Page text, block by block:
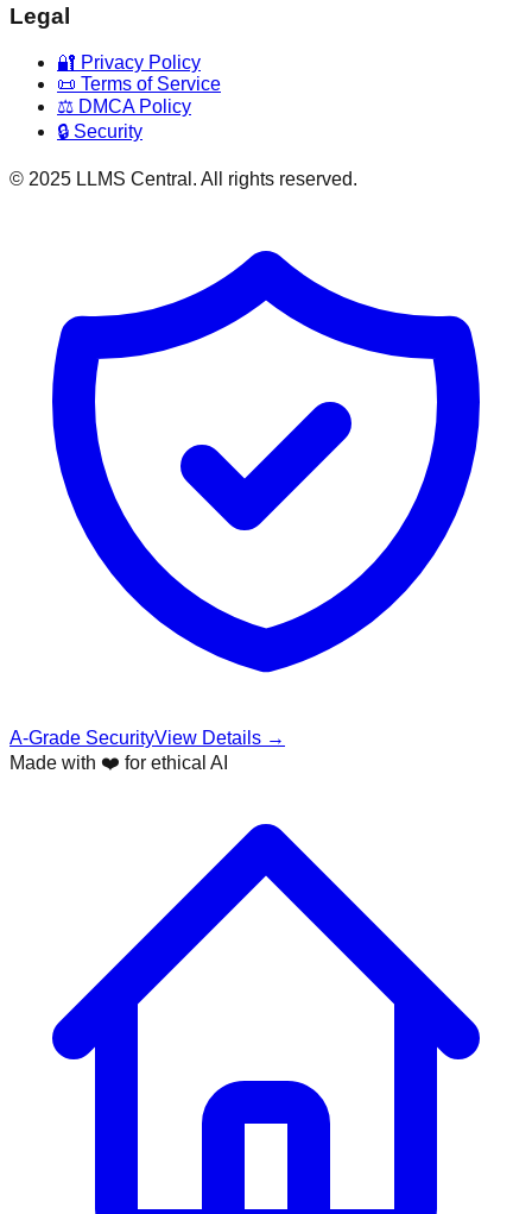
Legal
🔐 Privacy Policy
📜 Terms of Service
⚖️ DMCA Policy
🔒 Security
© 2025 LLMS Central. All rights reserved.
A-Grade SecurityView Details →
Made with ❤️ for ethical AI